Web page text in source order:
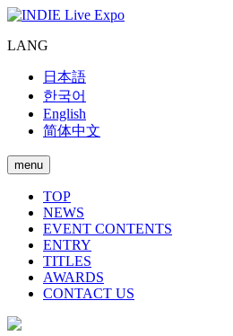
LANG
日本語
한국어
English
简体中文
menu
TOP
NEWS
EVENT CONTENTS
ENTRY
TITLES
AWARDS
CONTACT US